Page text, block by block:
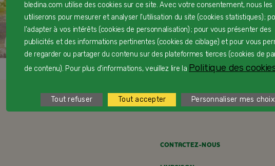
Charlotte de Pâques
CONTACTEZ-NOUS
bledina.com utilise des cookies sur ce site. Avec votre consentement, nous les
utiliserons pour mesurer et analyser l'utilisation du site (cookies statistiques) ;
l'adapter à vos intérêts (cookies de personnalisation) ; pour vous présenter des
publicités et des informations pertinentes (cookies de ciblage) et pour vous
de regarder ou partager du contenu sur des plateformes tierces (cookies de
de contenu). Pour plus d'informations, veuillez lire la Politique des
Tout refuser Tout accepter Personnaliser mes choix